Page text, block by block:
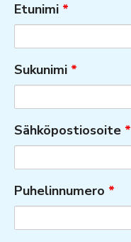
Etunimi *
Sukunimi *
Sähköpostiosoite *
Puhelinnumero *